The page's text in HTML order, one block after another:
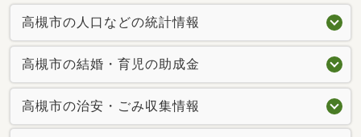
高槻市の人口などの統計情報
高槻市の結婚・育児の助成金
高槻市の治安・ごみ収集情報